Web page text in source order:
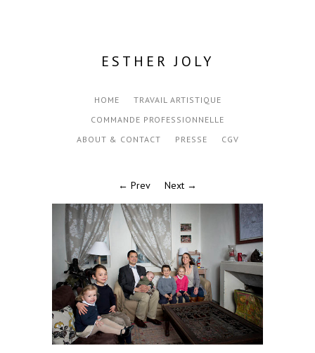
ESTHER JOLY
HOME
TRAVAIL ARTISTIQUE
COMMANDE PROFESSIONNELLE
ABOUT & CONTACT
PRESSE CGV
← Prev Next →